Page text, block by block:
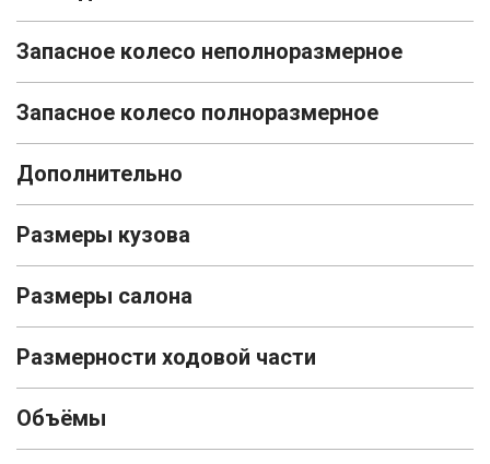
Запасное колесо неполноразмерное
Запасное колесо полноразмерное
Дополнительно
Размеры кузова
Размеры салона
Размерности ходовой части
Объёмы